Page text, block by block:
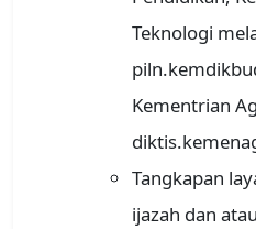
Teknologi
Kementrian
Tangkapan
ijazah dan